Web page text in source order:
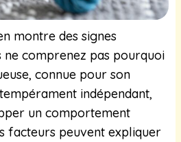
montre des signes
ne comprenez pas pourquoi
connue pour son
indépendant,
un comportement
facteurs peuvent expliquer